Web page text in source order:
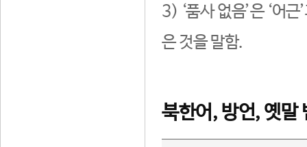
3) ‘품사 없음’은 ‘어
은 것을 말함.
북한어, 방언, 옛말